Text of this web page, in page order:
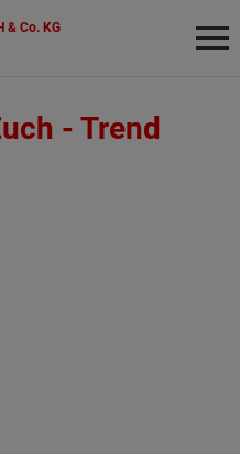
& Co. KG
- Trend